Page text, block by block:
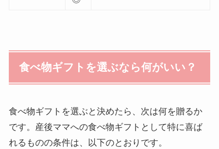
食べ物ギフトを選ぶなら何がいい？
食べ物ギフトを選ぶと決めたら、次は何を贈るか
です。産後ママへの食べ物ギフトとして特に喜ば
れるものの条件は、以下のとおりです。